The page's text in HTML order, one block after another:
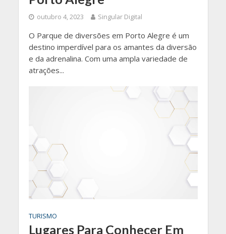
outubro 4, 2023 Singular Digital
O Parque de diversões em Porto Alegre é um
destino imperdível para os amantes da diversão
e da adrenalina. Com uma ampla variedade de
atrações...
TURISMO
Lugares Para Conhecer Em